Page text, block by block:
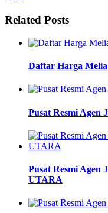
Related Posts
Daftar Harga
Pusat Resmi
Pusat Resmi Agen
UTARA